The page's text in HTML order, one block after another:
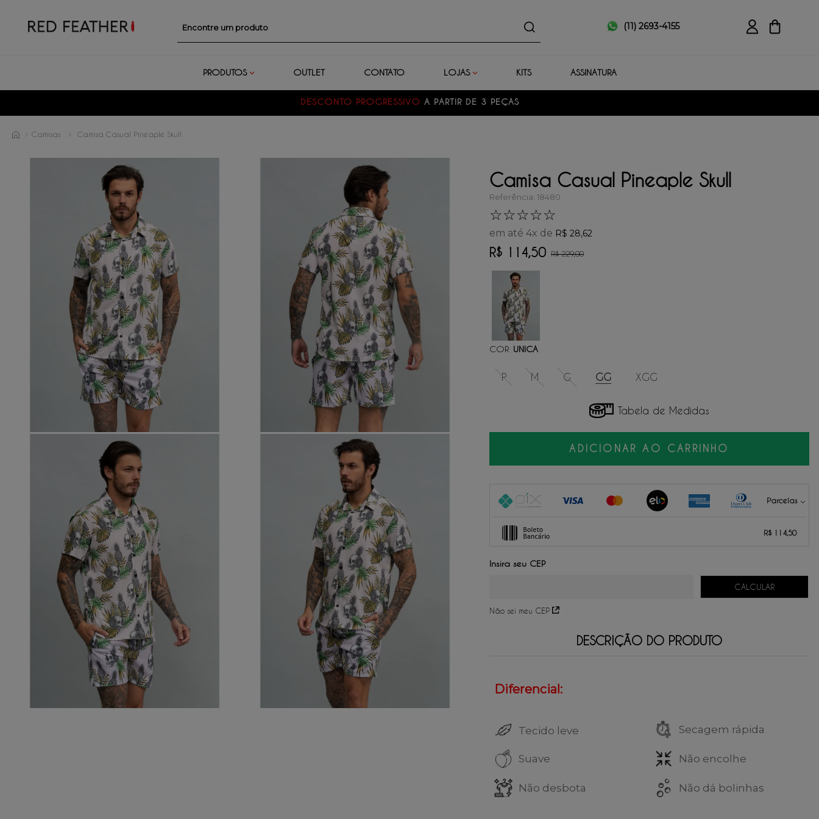
(11) 2693-4155
PRODUTOS OUTLET CONTATO LOJAS KITS ASSINATURA
DESCONTO PROGRESSIVO A PARTIR DE 3 PEÇAS
Camisas Camisa Casual Pineaple Skull
Camisa Casual Pineaple Skull
Referência:18480
☆☆☆☆☆
em até4x de R$ 28,62
R$ 114,50 R$ 229,00
P M G GG XGG
COR: UNICA
Tabela de Medidas
ADICIONAR AO CARRINHO
Parcelas
1 de R$ 114,50
3x de R$ 38,16
R$ 114,50
Não sei meu CEP
DESCRIÇÃO DO PRODUTO
Diferencial:
Tecido leve Secagem rápida
Suave Não encolhe
Não desbota Não dá bolinhas